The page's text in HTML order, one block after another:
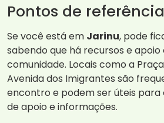
Pontos de
Se você está em Jarinu, pode
sabendo que há recursos e apoio
comunidade. Locais como a
Avenida dos Imigrantes são
encontro e podem ser úteis
de apoio e informações.